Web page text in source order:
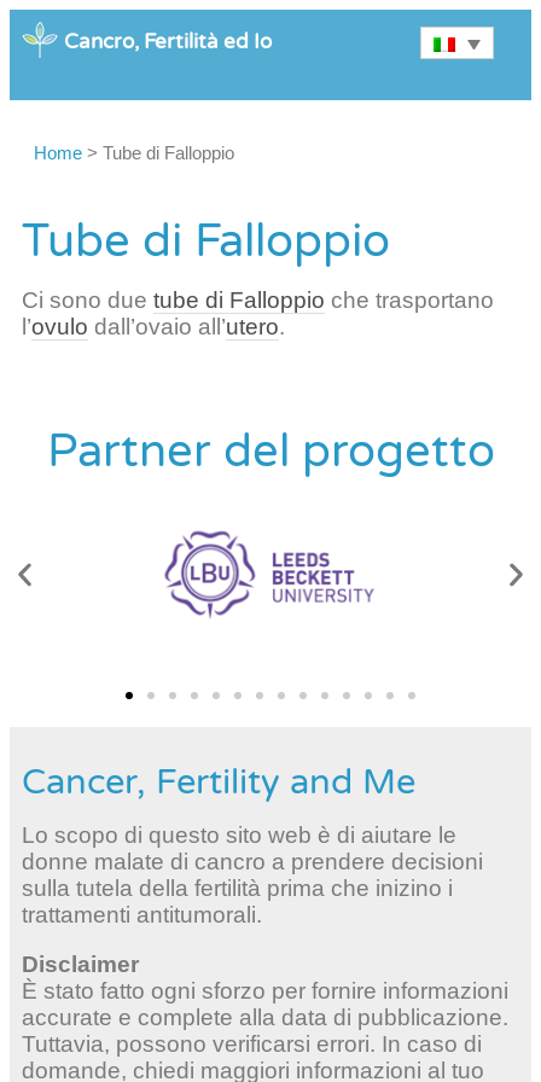
Cancro, Fertilità ed Io
Home > Tube di Falloppio
Tube di Falloppio
Ci sono due tube di Falloppio che trasportano
l’ovulo dall’ovaio all’utero.
Partner del progetto
Cancer, Fertility and Me
Lo scopo di questo sito web è di aiutare le
donne malate di cancro a prendere decisioni
sulla tutela della fertilità prima che inizino i
trattamenti antitumorali.
Disclaimer
È stato fatto ogni sforzo per fornire informazioni
accurate e complete alla data di pubblicazione.
Tuttavia, possono verificarsi errori. In caso di
domande, chiedi maggiori informazioni al tuo